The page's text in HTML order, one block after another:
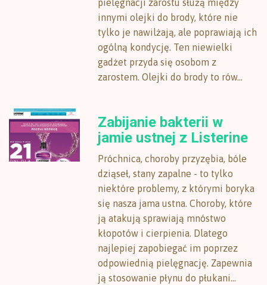
pielęgnacji zarostu służą między
innymi olejki do brody, które nie
tylko je nawilżają, ale poprawiają ich
ogólną kondycję. Ten niewielki
gadżet przyda się osobom z
zarostem. Olejki do brody to rów...
Zabijanie bakterii w
jamie ustnej z Listerine
Próchnica, choroby przyzębia, bóle
dziąseł, stany zapalne - to tylko
niektóre problemy, z którymi boryka
się nasza jama ustna. Choroby, które
ją atakują sprawiają mnóstwo
kłopotów i cierpienia. Dlatego
najlepiej zapobiegać im poprzez
odpowiednią pielęgnację. Zapewnia
ją stosowanie płynu do płukani...